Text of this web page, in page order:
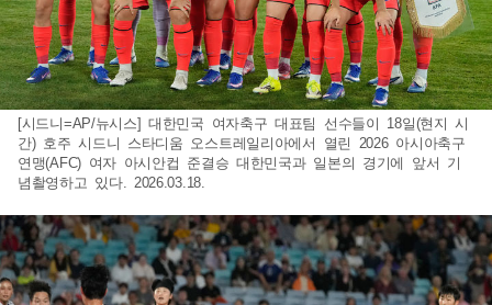
[시드니=AP/뉴시스] 대한민국 여자축구 대표팀 선수들이 18일(현지 시
간) 호주 시드니 스타디움 오스트레일리아에서 열린 2026 아시아축구
연맹(AFC) 여자 아시안컵 준결승 대한민국과 일본의 경기에 앞서 기
념촬영하고 있다. 2026.03.18.